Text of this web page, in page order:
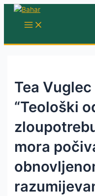
Skip
MAIN
MENU
Tea
“Teološki
mora